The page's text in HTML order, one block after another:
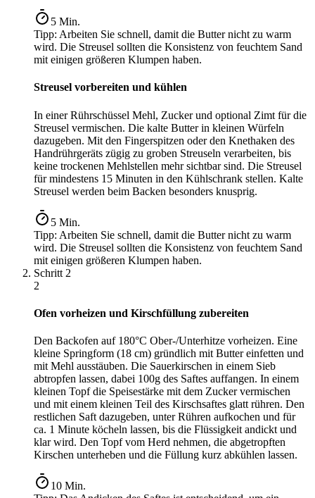
5 Min.
Tipp: Arbeiten Sie schnell, damit die Butter nicht zu warm
wird. Die Streusel sollten die Konsistenz von feuchtem Sand
mit einigen größeren Klumpen haben.
Streusel vorbereiten und kühlen
In einer Rührschüssel Mehl, Zucker und optional Zimt für die
Streusel vermischen. Die kalte Butter in kleinen Würfeln
dazugeben. Mit den Fingerspitzen oder den Knethaken des
Handrührgeräts zügig zu groben Streuseln verarbeiten, bis
keine trockenen Mehlstellen mehr sichtbar sind. Die Streusel
für mindestens 15 Minuten in den Kühlschrank stellen. Kalte
Streusel werden beim Backen besonders knusprig.
5 Min.
Tipp: Arbeiten Sie schnell, damit die Butter nicht zu warm
wird. Die Streusel sollten die Konsistenz von feuchtem Sand
mit einigen größeren Klumpen haben.
Schritt 2
2
Ofen vorheizen und Kirschfüllung zubereiten
Den Backofen auf 180°C Ober-/Unterhitze vorheizen. Eine
kleine Springform (18 cm) gründlich mit Butter einfetten und
mit Mehl ausstäuben. Die Sauerkirschen in einem Sieb
abtropfen lassen, dabei 100g des Saftes auffangen. In einem
kleinen Topf die Speisestärke mit dem Zucker vermischen
und mit einem kleinen Teil des Kirschsaftes glatt rühren. Den
restlichen Saft dazugeben, unter Rühren aufkochen und für
ca. 1 Minute köcheln lassen, bis die Flüssigkeit andickt und
klar wird. Den Topf vom Herd nehmen, die abgetropften
Kirschen unterheben und die Füllung kurz abkühlen lassen.
10 Min.